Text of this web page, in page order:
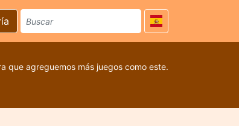
que agreguemos más juegos como este.